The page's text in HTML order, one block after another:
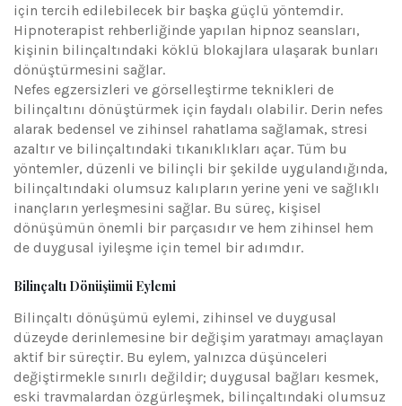
için tercih edilebilecek bir başka güçlü yöntemdir.
Hipnoterapist rehberliğinde yapılan hipnoz seansları,
kişinin bilinçaltındaki köklü blokajlara ulaşarak bunları
dönüştürmesini sağlar.
Nefes egzersizleri ve görselleştirme teknikleri de
bilinçaltını dönüştürmek için faydalı olabilir. Derin nefes
alarak bedensel ve zihinsel rahatlama sağlamak, stresi
azaltır ve bilinçaltındaki tıkanıklıkları açar. Tüm bu
yöntemler, düzenli ve bilinçli bir şekilde uygulandığında,
bilinçaltındaki olumsuz kalıpların yerine yeni ve sağlıklı
inançların yerleşmesini sağlar. Bu süreç, kişisel
dönüşümün önemli bir parçasıdır ve hem zihinsel hem
de duygusal iyileşme için temel bir adımdır.
Bilinçaltı Dönüşümü Eylemi
Bilinçaltı dönüşümü eylemi, zihinsel ve duygusal
düzeyde derinlemesine bir değişim yaratmayı amaçlayan
aktif bir süreçtir. Bu eylem, yalnızca düşünceleri
değiştirmekle sınırlı değildir; duygusal bağları kesmek,
eski travmalardan özgürleşmek, bilinçaltındaki olumsuz